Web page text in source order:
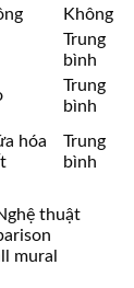
Không
Trung
bình
Trung
bình
hóa
Trung
bình